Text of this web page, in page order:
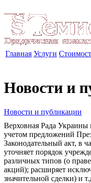
Главная Услуги
Новости и
Новости и публикации
Верховная Рада
учетом предложений
Законодательный акт, в
уточняет порядок
различных типов (о
акций); расширяет
значительной сделки) и